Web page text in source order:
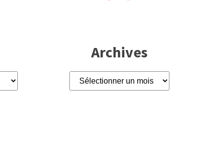
Archives
Archives